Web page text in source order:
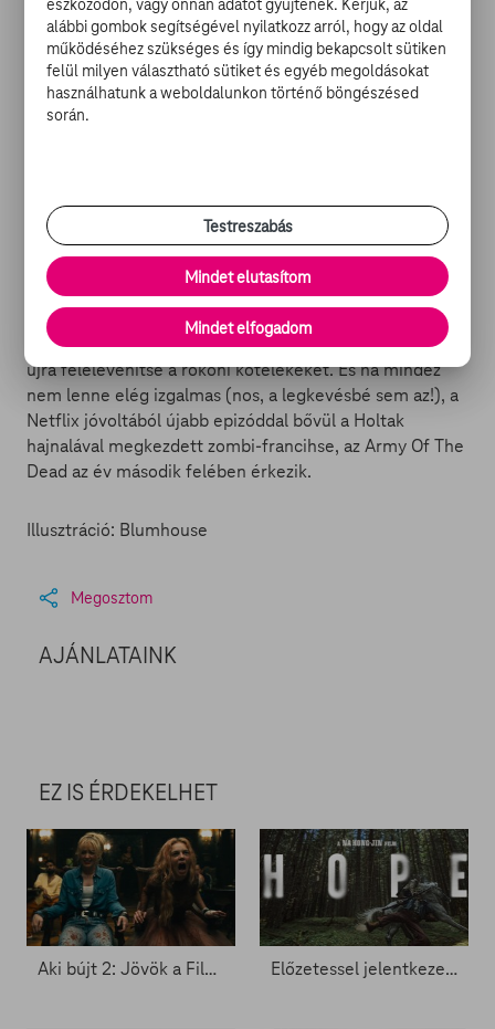
folytatódik: jön ugyanis döbbenetesen bárgyú sztorival
operáló A fiú második része, valamint nem ússzuk meg a
rémségesen rossz Fűrész-kópia, A szabadulószoba
folytatása nélkül sem. És ha már témánál vagyunk:
érkezik egy – egyelőre cím nélküli – Fűrész-epizód is,
előrángatják a sublót aljából a méltán elfeledett
Kampókezet, ugyanakkor Tony Todd már csak egy
cameoszerepet kap a sztoriban. És persze mi sem
természetesebb, mint hogy feltámad a
családcentrikusság szószátyár státuszszimbóluma,
Michael Myers, hogy a Halloween Kills című epizódban
újra felelevenítse a rokoni kötelékeket. És ha mindez
nem lenne elég izgalmas (nos, a legkevésbé sem az!), a
Netflix jóvoltából újabb epizóddal bővül a Holtak
hajnalával megkezdett zombi-francihse, az Army Of The
Dead az év második felében érkezik.
Illusztráció: Blumhouse
Megosztom
AJÁNLATAINK
EZ IS ÉRDEKELHET
Aki bújt 2: Jövök a FilmPremieren Előzetessel jelentkezett a Hope - Zacc nélkül 2088.
alábbi gombok segítségével nyilatkozz arról, hogy az oldal
működéséhez szükséges és így mindig bekapcsolt sütiken
felül milyen választható sütiket és egyéb megoldásokat
használhatunk a weboldalunkon történő böngészésed
során.
Testreszabás
Mindet elutasítom
Mindet elfogadom